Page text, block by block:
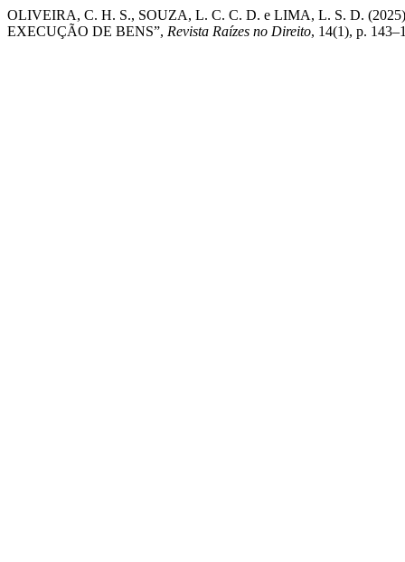
OLIVEIRA, C. H. S., SOUZA, L. C. C. D. e LIMA, L. S. D.
EXECUÇÃO DE BENS”, Revista Raízes no Direito, 14(1), p.